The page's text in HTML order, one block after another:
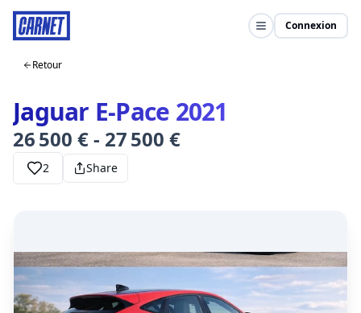
Connexion
Retour
Jaguar E-Pace 2021
26 500 € - 27 500 €
2 Share